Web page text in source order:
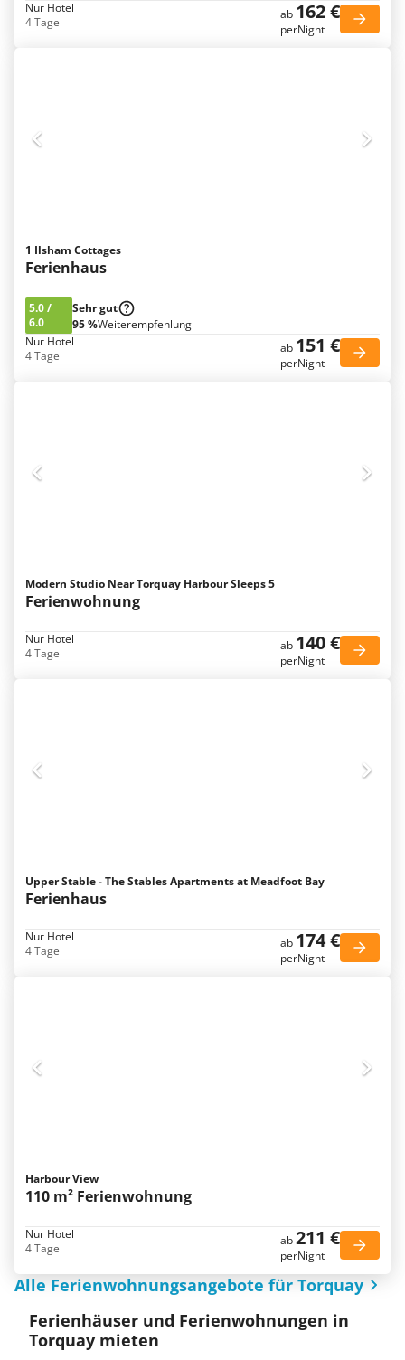
Nur Hotel
4 Tage
ab 162 €
perNight
1 Ilsham Cottages
Ferienhaus
5.0/
6.0
Sehr gut
95 %Weiterempfehlung
Nur Hotel
4 Tage
ab 151 €
perNight
Modern Studio Near Torquay Harbour Sleeps 5
Ferienwohnung
Nur Hotel
4 Tage
ab 140 €
perNight
Upper Stable - The Stables Apartments at Meadfoot Bay
Ferienhaus
Nur Hotel
4 Tage
ab 174 €
perNight
Harbour View
110 m² Ferienwohnung
Nur Hotel
4 Tage
ab211 €
perNight
Alle Ferienwohnungsangebote für Torquay
Ferienhäuser und Ferienwohnungen in
Torquay mieten